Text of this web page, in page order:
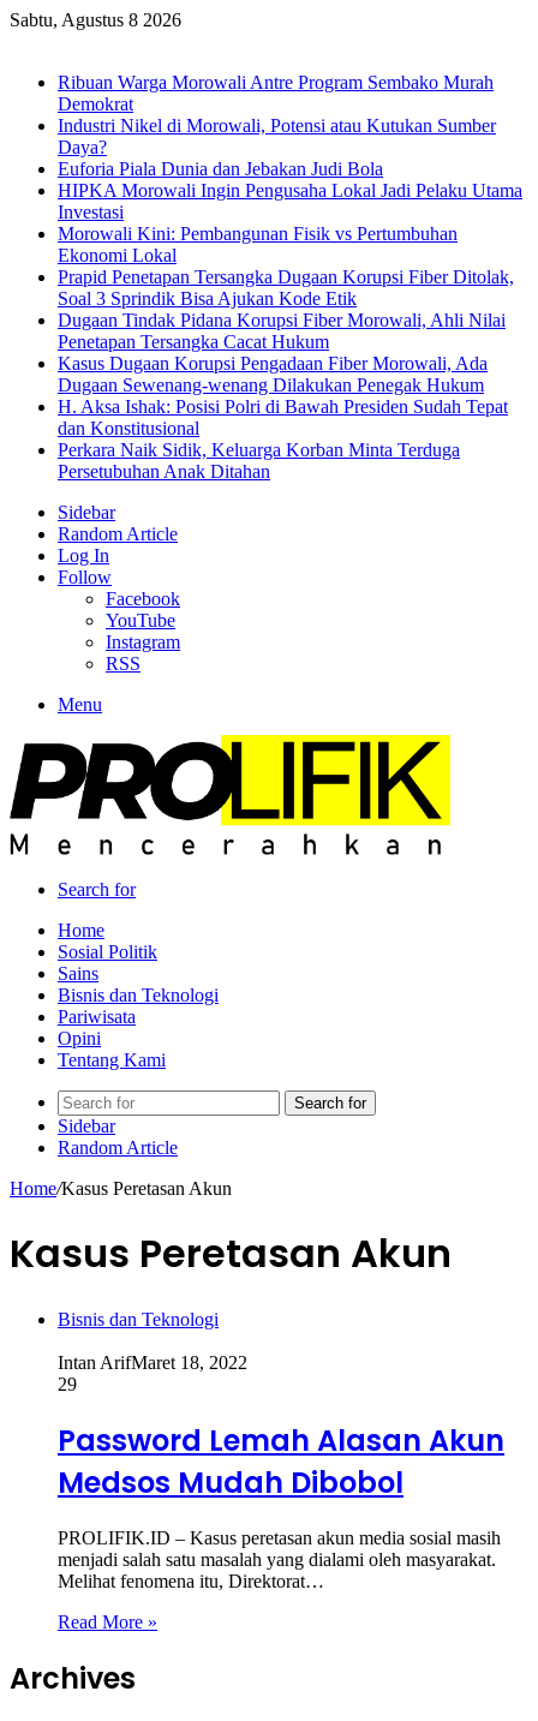
Sabtu, Agustus 8 2026
Ribuan Warga Morowali Antre Program Sembako Murah
Demokrat
Industri Nikel di Morowali, Potensi atau Kutukan Sumber
Daya?
Euforia Piala Dunia dan Jebakan Judi Bola
HIPKA Morowali Ingin Pengusaha Lokal Jadi Pelaku Utama
Investasi
Morowali Kini: Pembangunan Fisik vs Pertumbuhan
Ekonomi Lokal
Prapid Penetapan Tersangka Dugaan Korupsi Fiber Ditolak,
Soal 3 Sprindik Bisa Ajukan Kode Etik
Dugaan Tindak Pidana Korupsi Fiber Morowali, Ahli Nilai
Penetapan Tersangka Cacat Hukum
Kasus Dugaan Korupsi Pengadaan Fiber Morowali, Ada
Dugaan Sewenang-wenang Dilakukan Penegak Hukum
H. Aksa Ishak: Posisi Polri di Bawah Presiden Sudah Tepat
dan Konstitusional
Perkara Naik Sidik, Keluarga Korban Minta Terduga
Persetubuhan Anak Ditahan
Sidebar
Random Article
Log In
Follow
Facebook
YouTube
Instagram
RSS
Menu
Search for
Home
Sosial Politik
Sains
Bisnis dan Teknologi
Pariwisata
Opini
Tentang Kami
Search for
Sidebar
Random Article
Home/Kasus Peretasan Akun
Kasus Peretasan Akun
Bisnis dan Teknologi
Intan ArifMaret 18, 2022
29
Password Lemah Alasan Akun
Medsos Mudah Dibobol
PROLIFIK.ID – Kasus peretasan akun media sosial masih
menjadi salah satu masalah yang dialami oleh masyarakat.
Melihat fenomena itu, Direktorat…
Read More »
Archives